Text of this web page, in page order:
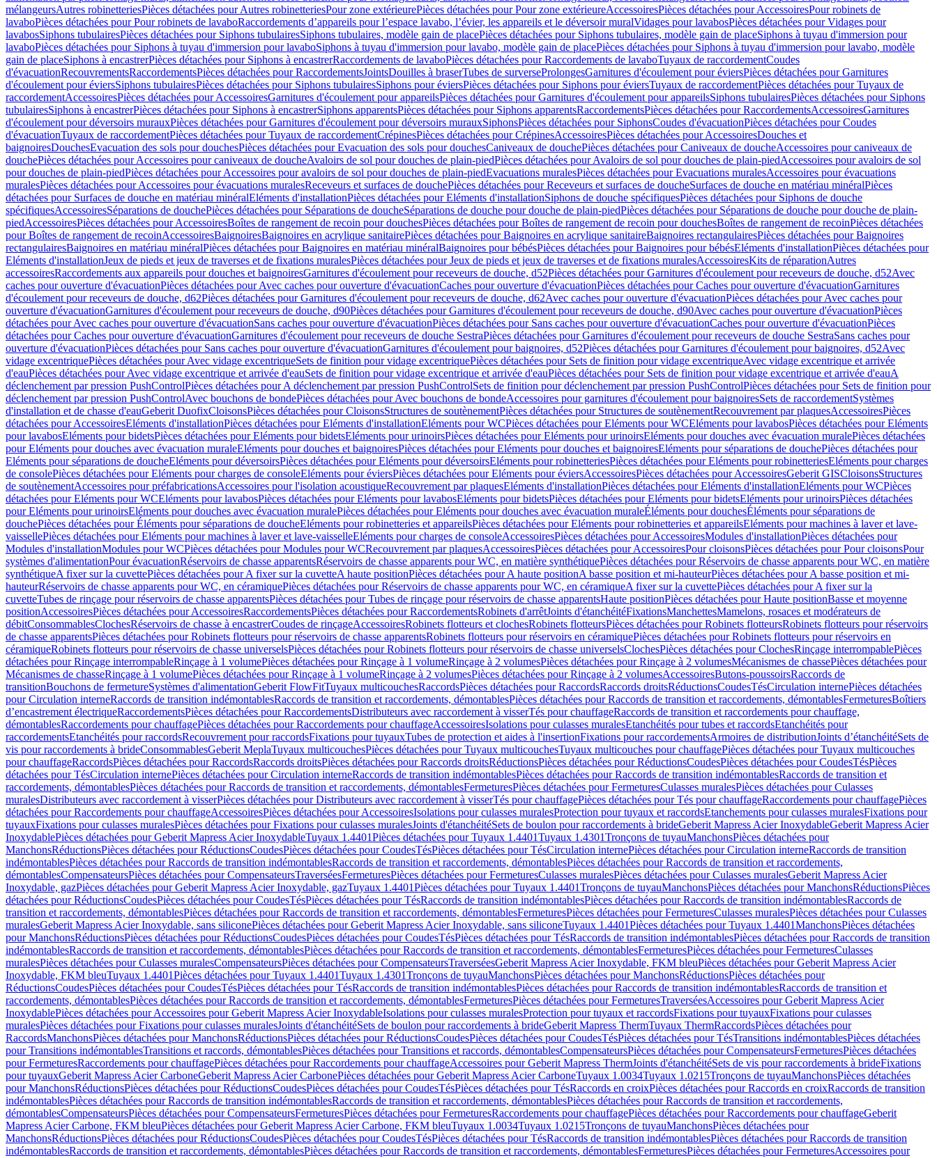
mélangeursAutres robinetteriesPièces détachées pour Autres robinetteriesPour zone extérieurePièces détachées pour Pour zone extérieureAccessoiresPièces détachées pour AccessoiresPour robinets de
lavaboPièces détachées pour Pour robinets de lavaboRaccordements d’appareils pour l’espace lavabo, l’évier, les appareils et le déversoir muralVidages pour lavabosPièces détachées pour Vidages pour
lavabosSiphons tubulairesPièces détachées pour Siphons tubulairesSiphons tubulaires, modèle gain de placePièces détachées pour Siphons tubulaires, modèle gain de placeSiphons à tuyau d'immersion pour
lavaboPièces détachées pour Siphons à tuyau d'immersion pour lavaboSiphons à tuyau d'immersion pour lavabo, modèle gain de placePièces détachées pour Siphons à tuyau d'immersion pour lavabo, modèle
gain de placeSiphons à encastrerPièces détachées pour Siphons à encastrerRaccordements de lavaboPièces détachées pour Raccordements de lavaboTuyaux de raccordementCoudes
d'évacuationRecouvrementsRaccordementsPièces détachées pour RaccordementsJointsDouilles à braserTubes de surverseProlongesGarnitures d'écoulement pour éviersPièces détachées pour Garnitures
d'écoulement pour éviersSiphons tubulairesPièces détachées pour Siphons tubulairesSiphons pour éviersPièces détachées pour Siphons pour éviersTuyaux de raccordementPièces détachées pour Tuyaux de
raccordementAccessoiresPièces détachées pour AccessoiresGarnitures d'écoulement pour appareilsPièces détachées pour Garnitures d'écoulement pour appareilsSiphons tubulairesPièces détachées pour Siphons
tubulairesSiphons à encastrerPièces détachées pour Siphons à encastrerSiphons apparentsPièces détachées pour Siphons apparentsRaccordementsPièces détachées pour RaccordementsAccessoiresGarnitures
d'écoulement pour déversoirs murauxPièces détachées pour Garnitures d'écoulement pour déversoirs murauxSiphonsPièces détachées pour SiphonsCoudes d'évacuationPièces détachées pour Coudes
d'évacuationTuyaux de raccordementPièces détachées pour Tuyaux de raccordementCrépinesPièces détachées pour CrépinesAccessoiresPièces détachées pour AccessoiresDouches et
baignoiresDouchesEvacuation des sols pour douchesPièces détachées pour Evacuation des sols pour douchesCaniveaux de douchePièces détachées pour Caniveaux de doucheAccessoires pour caniveaux de
douchePièces détachées pour Accessoires pour caniveaux de doucheAvaloirs de sol pour douches de plain-piedPièces détachées pour Avaloirs de sol pour douches de plain-piedAccessoires pour avaloirs de sol
pour douches de plain-piedPièces détachées pour Accessoires pour avaloirs de sol pour douches de plain-piedEvacuations muralesPièces détachées pour Evacuations muralesAccessoires pour évacuations
muralesPièces détachées pour Accessoires pour évacuations muralesReceveurs et surfaces de douchePièces détachées pour Receveurs et surfaces de doucheSurfaces de douche en matériau minéralPièces
détachées pour Surfaces de douche en matériau minéralEléments d'installationPièces détachées pour Eléments d'installationSiphons de douche spécifiquesPièces détachées pour Siphons de douche
spécifiquesAccessoiresSéparations de douchePièces détachées pour Séparations de doucheSéparations de douche pour douche de plain-piedPièces détachées pour Séparations de douche pour douche de plain-
piedAccessoiresPièces détachées pour AccessoiresBoîtes de rangement de recoin pour douchesPièces détachées pour Boîtes de rangement de recoin pour douchesBoîtes de rangement de recoinPièces détachées
pour Boîtes de rangement de recoinAccessoiresBaignoiresBaignoires en acrylique sanitairePièces détachées pour Baignoires en acrylique sanitaireBaignoires rectangulairesPièces détachées pour Baignoires
rectangulairesBaignoires en matériau minéralPièces détachées pour Baignoires en matériau minéralBaignoires pour bébésPièces détachées pour Baignoires pour bébésEléments d'installationPièces détachées pour
Eléments d'installationJeux de pieds et jeux de traverses et de fixations muralesPièces détachées pour Jeux de pieds et jeux de traverses et de fixations muralesAccessoiresKits de réparationAutres
accessoiresRaccordements aux appareils pour douches et baignoiresGarnitures d'écoulement pour receveurs de douche, d52Pièces détachées pour Garnitures d'écoulement pour receveurs de douche, d52Avec
caches pour ouverture d'évacuationPièces détachées pour Avec caches pour ouverture d'évacuationCaches pour ouverture d'évacuationPièces détachées pour Caches pour ouverture d'évacuationGarnitures
d'écoulement pour receveurs de douche, d62Pièces détachées pour Garnitures d'écoulement pour receveurs de douche, d62Avec caches pour ouverture d'évacuationPièces détachées pour Avec caches pour
ouverture d'évacuationGarnitures d'écoulement pour receveurs de douche, d90Pièces détachées pour Garnitures d'écoulement pour receveurs de douche, d90Avec caches pour ouverture d'évacuationPièces
détachées pour Avec caches pour ouverture d'évacuationSans caches pour ouverture d'évacuationPièces détachées pour Sans caches pour ouverture d'évacuationCaches pour ouverture d'évacuationPièces
détachées pour Caches pour ouverture d'évacuationGarnitures d'écoulement pour receveurs de douche SestraPièces détachées pour Garnitures d'écoulement pour receveurs de douche SestraSans caches pour
ouverture d'évacuationPièces détachées pour Sans caches pour ouverture d'évacuationGarnitures d'écoulement pour baignoires, d52Pièces détachées pour Garnitures d'écoulement pour baignoires, d52Avec
vidage excentriquePièces détachées pour Avec vidage excentriqueSets de finition pour vidage excentriquePièces détachées pour Sets de finition pour vidage excentriqueAvec vidage excentrique et arrivée
d'eauPièces détachées pour Avec vidage excentrique et arrivée d'eauSets de finition pour vidage excentrique et arrivée d'eauPièces détachées pour Sets de finition pour vidage excentrique et arrivée d'eauA
déclenchement par pression PushControlPièces détachées pour A déclenchement par pression PushControlSets de finition pour déclenchement par pression PushControlPièces détachées pour Sets de finition pour
déclenchement par pression PushControlAvec bouchons de bondePièces détachées pour Avec bouchons de bondeAccessoires pour garnitures d'écoulement pour baignoiresSets de raccordementSystèmes
d'installation et de chasse d'eauGeberit DuofixCloisonsPièces détachées pour CloisonsStructures de soutènementPièces détachées pour Structures de soutènementRecouvrement par plaquesAccessoiresPièces
détachées pour AccessoiresEléments d'installationPièces détachées pour Eléments d'installationEléments pour WCPièces détachées pour Eléments pour WCEléments pour lavabosPièces détachées pour Eléments
pour lavabosEléments pour bidetsPièces détachées pour Eléments pour bidetsEléments pour urinoirsPièces détachées pour Eléments pour urinoirsEléments pour douches avec évacuation muralePièces détachées
pour Eléments pour douches avec évacuation muraleEléments pour douches et baignoiresPièces détachées pour Eléments pour douches et baignoiresEléments pour séparations de douchePièces détachées pour
Eléments pour séparations de doucheEléments pour déversoirsPièces détachées pour Eléments pour déversoirsEléments pour robinetteriesPièces détachées pour Eléments pour robinetteriesEléments pour charges
de consolePièces détachées pour Eléments pour charges de consoleEléments pour éviersPièces détachées pour Eléments pour éviersAccessoiresPièces détachées pour AccessoiresGeberit GISCloisonsStructures
de soutènementAccessoires pour préfabricationsAccessoires pour l'isolation acoustiqueRecouvrement par plaquesEléments d'installationPièces détachées pour Eléments d'installationEléments pour WCPièces
détachées pour Eléments pour WCEléments pour lavabosPièces détachées pour Eléments pour lavabosEléments pour bidetsPièces détachées pour Eléments pour bidetsEléments pour urinoirsPièces détachées
pour Eléments pour urinoirsEléments pour douches avec évacuation muralePièces détachées pour Eléments pour douches avec évacuation muraleÉléments pour douchesÉléments pour séparations de
douchePièces détachées pour Éléments pour séparations de doucheEléments pour robinetteries et appareilsPièces détachées pour Eléments pour robinetteries et appareilsEléments pour machines à laver et lave-
vaissellePièces détachées pour Eléments pour machines à laver et lave-vaisselleEléments pour charges de consoleAccessoiresPièces détachées pour AccessoiresModules d'installationPièces détachées pour
Modules d'installationModules pour WCPièces détachées pour Modules pour WCRecouvrement par plaquesAccessoiresPièces détachées pour AccessoiresPour cloisonsPièces détachées pour Pour cloisonsPour
systèmes d'alimentationPour évacuationRéservoirs de chasse apparentsRéservoirs de chasse apparents pour WC, en matière synthétiquePièces détachées pour Réservoirs de chasse apparents pour WC, en matière
synthétiqueA fixer sur la cuvettePièces détachées pour A fixer sur la cuvetteA haute positionPièces détachées pour A haute positionA basse position et mi-hauteurPièces détachées pour A basse position et mi-
hauteurRéservoirs de chasse apparents pour WC, en céramiquePièces détachées pour Réservoirs de chasse apparents pour WC, en céramiqueA fixer sur la cuvettePièces détachées pour A fixer sur la
cuvetteTubes de rinçage pour réservoirs de chasse apparentsPièces détachées pour Tubes de rinçage pour réservoirs de chasse apparentsHaute positionPièces détachées pour Haute positionBasse et moyenne
positionAccessoiresPièces détachées pour AccessoiresRaccordementsPièces détachées pour RaccordementsRobinets d'arrêtJoints d'étanchéitéFixationsManchettesMamelons, rosaces et modérateurs de
débitConsommablesClochesRéservoirs de chasse à encastrerCoudes de rinçageAccessoiresRobinets flotteurs et clochesRobinets flotteursPièces détachées pour Robinets flotteursRobinets flotteurs pour réservoirs
de chasse apparentsPièces détachées pour Robinets flotteurs pour réservoirs de chasse apparentsRobinets flotteurs pour réservoirs en céramiquePièces détachées pour Robinets flotteurs pour réservoirs en
céramiqueRobinets flotteurs pour réservoirs de chasse universelsPièces détachées pour Robinets flotteurs pour réservoirs de chasse universelsClochesPièces détachées pour ClochesRinçage interrompablePièces
détachées pour Rinçage interrompableRinçage à 1 volumePièces détachées pour Rinçage à 1 volumeRinçage à 2 volumesPièces détachées pour Rinçage à 2 volumesMécanismes de chassePièces détachées pour
Mécanismes de chasseRinçage à 1 volumePièces détachées pour Rinçage à 1 volumeRinçage à 2 volumesPièces détachées pour Rinçage à 2 volumesAccessoiresButons-poussoirsRaccords de
transitionBouchons de fermetureSystèmes d'alimentationGeberit FlowFitTuyaux multicouchesRaccordsPièces détachées pour RaccordsRaccords droitsRéductionsCoudesTésCirculation internePièces détachées
pour Circulation interneRaccords de transition indémontablesRaccords de transition et raccordements, démontablesPièces détachées pour Raccords de transition et raccordements, démontablesFermeturesBoîtiers
d’encastrement électriqueRaccordementsPièces détachées pour RaccordementsDistributeurs avec raccordement à visserTés pour chauffageRaccords de transition et raccordements pour chauffage,
démontablesRaccordements pour chauffagePièces détachées pour Raccordements pour chauffageAccessoiresIsolations pour culasses muralesEtanchéités pour tubes et raccordsEtanchéités pour
raccordementsEtanchéités pour raccordsRecouvrement pour raccordsFixations pour tuyauxTubes de protection et aides à l'insertionFixations pour raccordementsArmoires de distributionJoints d’étanchéitéSets de
vis pour raccordements à brideConsommablesGeberit MeplaTuyaux multicouchesPièces détachées pour Tuyaux multicouchesTuyaux multicouches pour chauffagePièces détachées pour Tuyaux multicouches
pour chauffageRaccordsPièces détachées pour RaccordsRaccords droitsPièces détachées pour Raccords droitsRéductionsPièces détachées pour RéductionsCoudesPièces détachées pour CoudesTésPièces
détachées pour TésCirculation internePièces détachées pour Circulation interneRaccords de transition indémontablesPièces détachées pour Raccords de transition indémontablesRaccords de transition et
raccordements, démontablesPièces détachées pour Raccords de transition et raccordements, démontablesFermeturesPièces détachées pour FermeturesCulasses muralesPièces détachées pour Culasses
muralesDistributeurs avec raccordement à visserPièces détachées pour Distributeurs avec raccordement à visserTés pour chauffagePièces détachées pour Tés pour chauffageRaccordements pour chauffagePièces
détachées pour Raccordements pour chauffageAccessoiresPièces détachées pour AccessoiresIsolations pour culasses muralesProtection pour tuyaux et raccordsEtanchements pour culasses muralesFixations pour
tuyauxFixations pour culasses muralesPièces détachées pour Fixations pour culasses muralesJoints d'étanchéitéSets de boulon pour raccordements à brideGeberit Mapress Acier InoxydableGeberit Mapress Acier
InoxydablePièces détachées pour Geberit Mapress Acier InoxydableTuyaux 1.4401Pièces détachées pour Tuyaux 1.4401Tuyaux 1.4301Tronçons de tuyauManchonsPièces détachées pour
ManchonsRéductionsPièces détachées pour RéductionsCoudesPièces détachées pour CoudesTésPièces détachées pour TésCirculation internePièces détachées pour Circulation interneRaccords de transition
indémontablesPièces détachées pour Raccords de transition indémontablesRaccords de transition et raccordements, démontablesPièces détachées pour Raccords de transition et raccordements,
démontablesCompensateursPièces détachées pour CompensateursTraverséesFermeturesPièces détachées pour FermeturesCulasses muralesPièces détachées pour Culasses muralesGeberit Mapress Acier
Inoxydable, gazPièces détachées pour Geberit Mapress Acier Inoxydable, gazTuyaux 1.4401Pièces détachées pour Tuyaux 1.4401Tronçons de tuyauManchonsPièces détachées pour ManchonsRéductionsPièces
détachées pour RéductionsCoudesPièces détachées pour CoudesTésPièces détachées pour TésRaccords de transition indémontablesPièces détachées pour Raccords de transition indémontablesRaccords de
transition et raccordements, démontablesPièces détachées pour Raccords de transition et raccordements, démontablesFermeturesPièces détachées pour FermeturesCulasses muralesPièces détachées pour Culasses
muralesGeberit Mapress Acier Inoxydable, sans siliconePièces détachées pour Geberit Mapress Acier Inoxydable, sans siliconeTuyaux 1.4401Pièces détachées pour Tuyaux 1.4401ManchonsPièces détachées
pour ManchonsRéductionsPièces détachées pour RéductionsCoudesPièces détachées pour CoudesTésPièces détachées pour TésRaccords de transition indémontablesPièces détachées pour Raccords de transition
indémontablesRaccords de transition et raccordements, démontablesPièces détachées pour Raccords de transition et raccordements, démontablesFermeturesPièces détachées pour FermeturesCulasses
muralesPièces détachées pour Culasses muralesCompensateursPièces détachées pour CompensateursTraverséesGeberit Mapress Acier Inoxydable, FKM bleuPièces détachées pour Geberit Mapress Acier
Inoxydable, FKM bleuTuyaux 1.4401Pièces détachées pour Tuyaux 1.4401Tuyaux 1.4301Tronçons de tuyauManchonsPièces détachées pour ManchonsRéductionsPièces détachées pour
RéductionsCoudesPièces détachées pour CoudesTésPièces détachées pour TésRaccords de transition indémontablesPièces détachées pour Raccords de transition indémontablesRaccords de transition et
raccordements, démontablesPièces détachées pour Raccords de transition et raccordements, démontablesFermeturesPièces détachées pour FermeturesTraverséesAccessoires pour Geberit Mapress Acier
InoxydablePièces détachées pour Accessoires pour Geberit Mapress Acier InoxydableIsolations pour culasses muralesProtection pour tuyaux et raccordsFixations pour tuyauxFixations pour culasses
muralesPièces détachées pour Fixations pour culasses muralesJoints d'étanchéitéSets de boulon pour raccordements à brideGeberit Mapress ThermTuyaux ThermRaccordsPièces détachées pour
RaccordsManchonsPièces détachées pour ManchonsRéductionsPièces détachées pour RéductionsCoudesPièces détachées pour CoudesTésPièces détachées pour TésTransitions indémontablesPièces détachées
pour Transitions indémontablesTransitions et raccords, démontablesPièces détachées pour Transitions et raccords, démontablesCompensateursPièces détachées pour CompensateursFermeturesPièces détachées
pour FermeturesRaccordements pour chauffagePièces détachées pour Raccordements pour chauffageAccessoires pour Geberit Mapress ThermJoints d'étanchéitéSets de vis pour raccordements à brideFixations
pour tuyauxGeberit Mapress Acier CarboneGeberit Mapress Acier CarbonePièces détachées pour Geberit Mapress Acier CarboneTuyaux 1.0034Tuyaux 1.0215Tronçons de tuyauManchonsPièces détachées
pour ManchonsRéductionsPièces détachées pour RéductionsCoudesPièces détachées pour CoudesTésPièces détachées pour TésRaccords en croixPièces détachées pour Raccords en croixRaccords de transition
indémontablesPièces détachées pour Raccords de transition indémontablesRaccords de transition et raccordements, démontablesPièces détachées pour Raccords de transition et raccordements,
démontablesCompensateursPièces détachées pour CompensateursFermeturesPièces détachées pour FermeturesRaccordements pour chauffagePièces détachées pour Raccordements pour chauffageGeberit
Mapress Acier Carbone, FKM bleuPièces détachées pour Geberit Mapress Acier Carbone, FKM bleuTuyaux 1.0034Tuyaux 1.0215Tronçons de tuyauManchonsPièces détachées pour
ManchonsRéductionsPièces détachées pour RéductionsCoudesPièces détachées pour CoudesTésPièces détachées pour TésRaccords de transition indémontablesPièces détachées pour Raccords de transition
indémontablesRaccords de transition et raccordements, démontablesPièces détachées pour Raccords de transition et raccordements, démontablesFermeturesPièces détachées pour FermeturesAccessoires pour